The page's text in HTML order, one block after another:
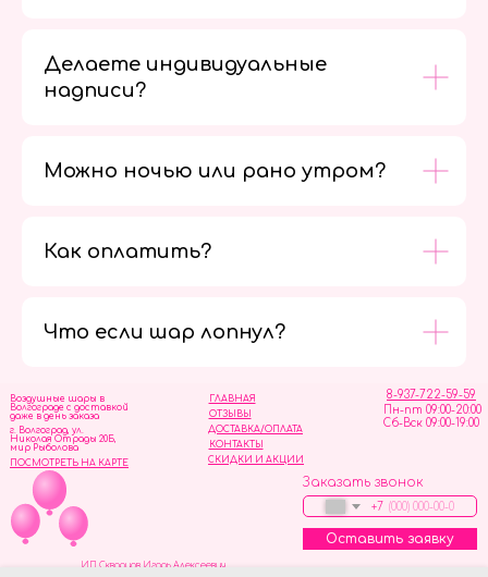
Делаете индивидуальные
надписи?
Можно ночью или рано утром?
Как оплатить?
Что если шар лопнул?
ОТЗЫВЫ
ГЛАВНАЯ
ДОСТАВКА/ОПЛАТА
СКИДКИ И АКЦИИ
КОНТАКТЫ
8-937-722-59-59
Пн-пт 09:00-20:00
Сб-Вск 09:00-19:00
Воздушные шары в
Волгограде с доставкой
даже в день заказа
Заказать звонок
+7
Оставить заявку
г. Волгоград, ул.
Николая Отрады 20Б,
мир Рыболова
ПОСМОТРЕТЬ НА КАРТЕ
ИП Скворцов Игорь Алексеевич